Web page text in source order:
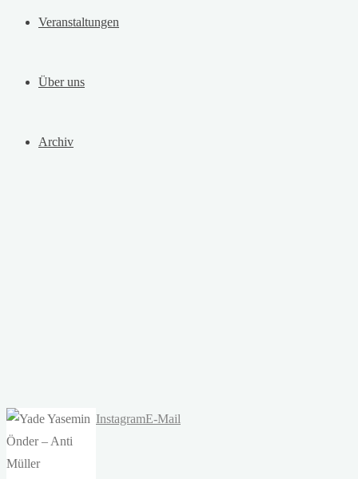
Veranstaltungen
Über uns
Archiv
InstagramE-Mail